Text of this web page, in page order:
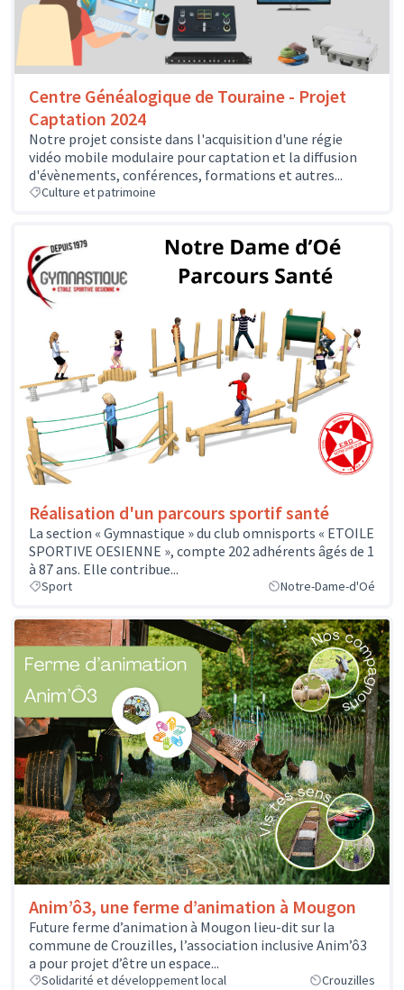
Centre Généalogique de Touraine - Projet
Captation 2024
Notre projet consiste dans l'acquisition d'une régie
vidéo mobile modulaire pour captation et la diffusion
d'évènements, conférences, formations et autres...
Culture et patrimoine
Réalisation d'un parcours sportif santé
La section « Gymnastique » du club omnisports « ETOILE
SPORTIVE OESIENNE », compte 202 adhérents âgés de 1
à 87 ans. Elle contribue...
Sport Notre-Dame-d'Oé
Anim’ô3, une ferme d’animation à Mougon
Future ferme d’animation à Mougon lieu-dit sur la
commune de Crouzilles, l’association inclusive Anim’ô3
a pour projet d’être un espace...
Solidarité et développement local Crouzilles